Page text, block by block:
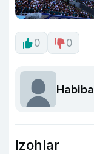
0 0
Habiba
Izohlar